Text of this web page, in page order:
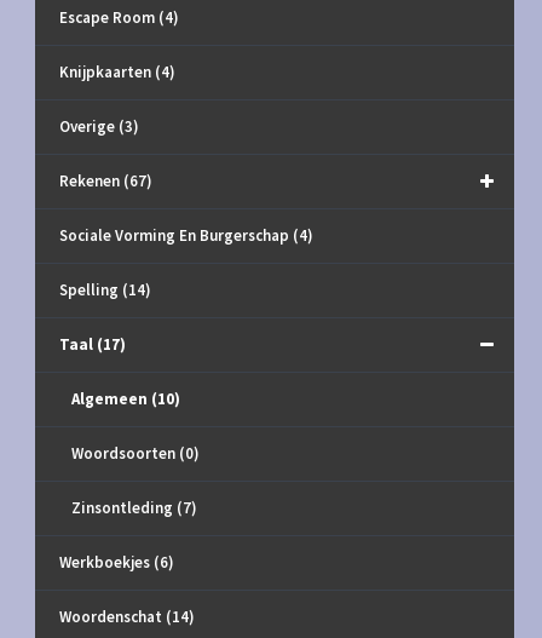
Escape Room (4)
Knijpkaarten (4)
Overige (3)
Rekenen (67)
Sociale Vorming En Burgerschap (4)
Spelling (14)
Taal (17)
Algemeen (10)
Woordsoorten (0)
Zinsontleding (7)
Werkboekjes (6)
Woordenschat (14)